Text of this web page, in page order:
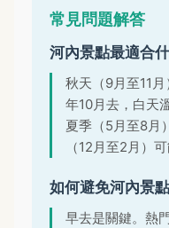
常見問題解答
河內景點最適合
秋天（9月至11
年10月去，白天
夏季（5月至8月
（12月至2月）
如何避免河內景
早去是關鍵。熱